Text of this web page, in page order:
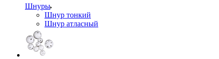
Шнуры
Шнур тонкий
Шнур атласный